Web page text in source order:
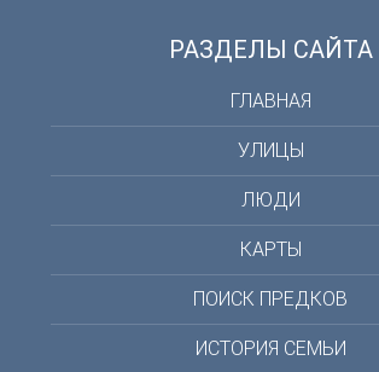
РАЗДЕЛЫ САЙТА
ГЛАВНАЯ
УЛИЦЫ
ЛЮДИ
КАРТЫ
ПОИСК ПРЕДКОВ
ИСТОРИЯ СЕМЬИ